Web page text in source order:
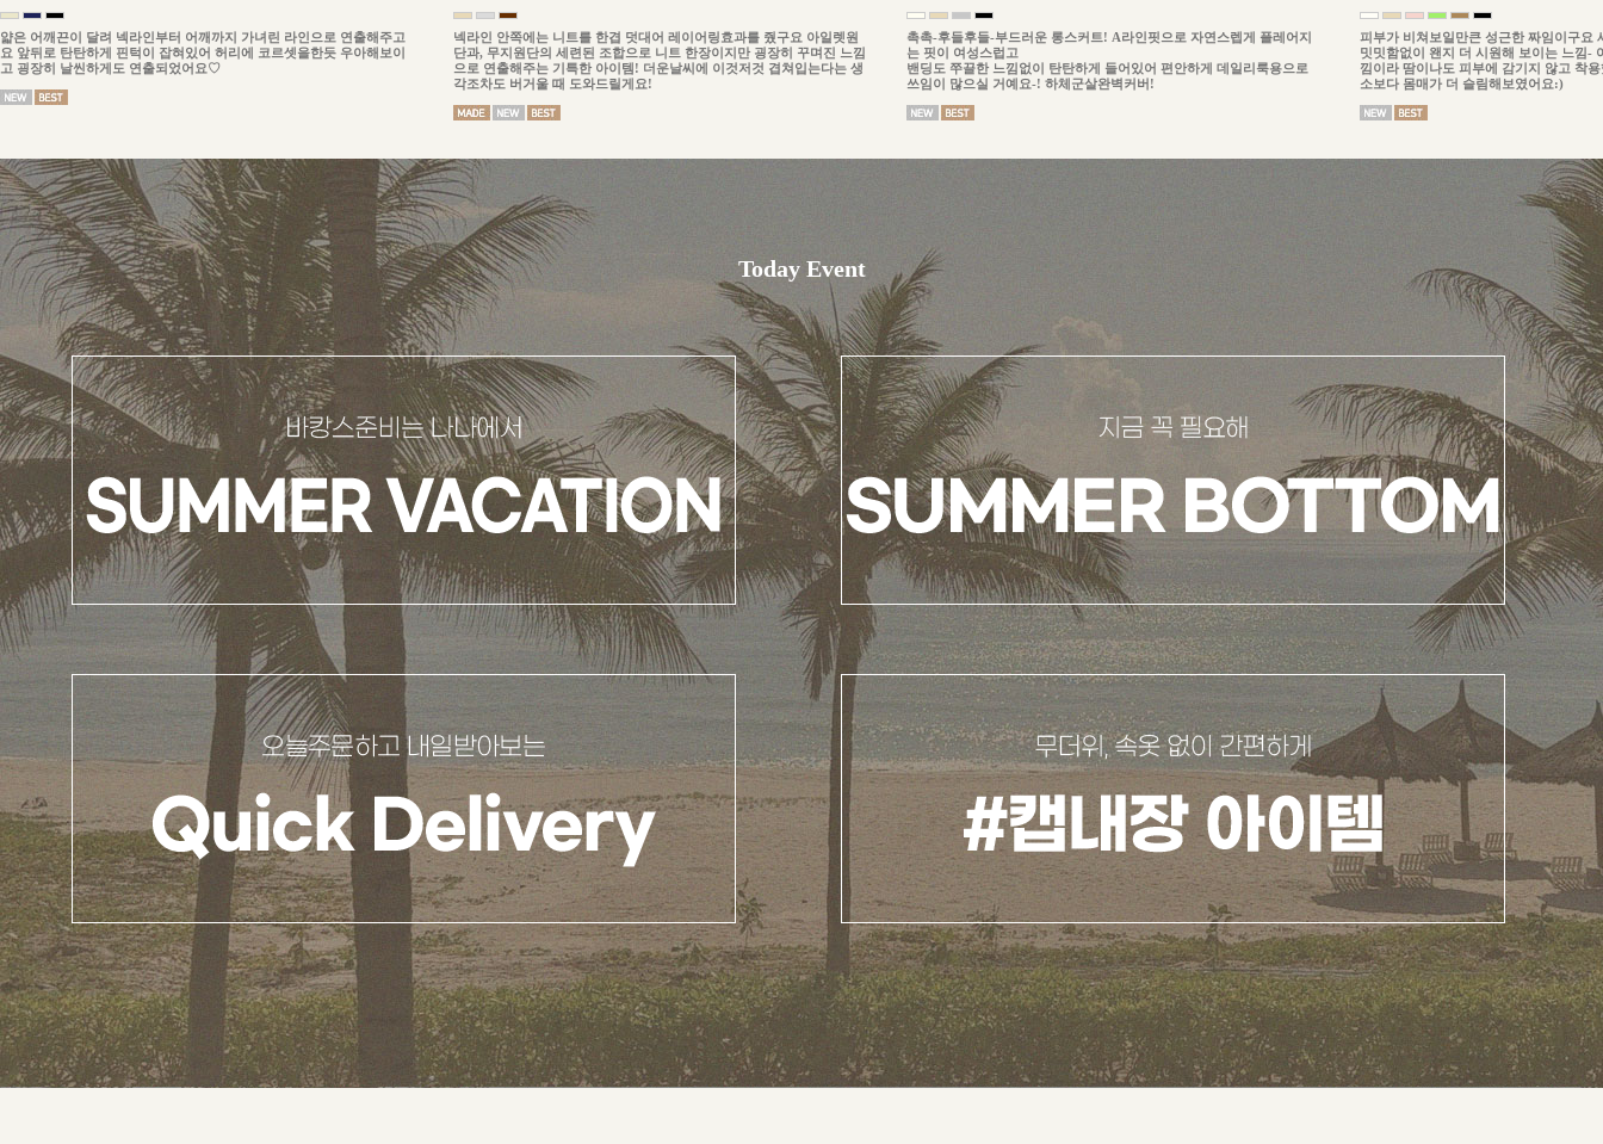
얇은 어깨끈이 달려 넥라인부터 어깨까지 가녀린 라인으로 연출해주고
요 앞뒤로 탄탄하게 핀턱이 잡혀있어 허리에 코르셋을한듯 우아해보이
고 굉장히 날씬하게도 연출되었어요♡
넥라인 안쪽에는 니트를 한겹 덧대어 레이어링효과를 줬구요 아일렛원
단과, 무지원단의 세련된 조합으로 니트 한장이지만 굉장히 꾸며진 느낌
으로 연출해주는 기특한 아이템! 더운날씨에 이것저것 겹쳐입는다는 생
각조차도 버거울 때 도와드릴게요!
촉촉-후들후들-부드러운 롱스커트! A라인핏으로 자연스렙게 플레어지
는 핏이 여성스럽고
밴딩도 쭈끌한 느낌없이 탄탄하게 들어있어 편안하게 데일리룩용으로
쓰임이 많으실 거예요-! 하체군살완벽커버!
피부가 비쳐보일만큰 성근한 짜임이구요
밋밋함없이 왠지 더 시원해 보이는 느낌-
낌이라 땀이나도 피부에 감기지 않고 착
소보다 몸매가 더 슬림해보였어요:)
Today Event